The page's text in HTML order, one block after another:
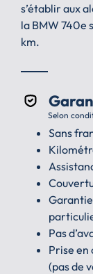
s’établir aux
la BMW 740e
km.
Selon
Sans
Pas
Prise en
(pas de